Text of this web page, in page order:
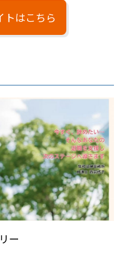
トはこちら
ー